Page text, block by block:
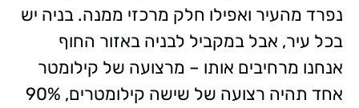
נפרד מהעיר ואפילו חלק מרכזי ממנה. בניה יש
בכל עיר, אבל במקביל לבניה באזור החוף
אנחנו מרחיבים אותו – מרצועה של קילומטר
אחד תהיה רצועה של שישה קילומטרים, 90%